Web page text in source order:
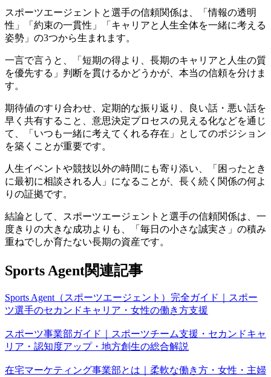
スポーツエージェントと選手の信頼関係は、「情報の透明
性」「約束の一貫性」「キャリアと人生全体を一緒に考える
姿勢」の3つから生まれます。
一言で言うと、「短期の得より、長期のキャリアと人生の質
を優先する」判断を貫けるかどうかが、本当の信頼を分けま
す。
期待値のすり合わせ、定期的な振り返り、良い話・悪い話を
早く共有すること、意思決定プロセスの見える化などを通じ
て、「いつも一緒に考えてくれる存在」としてのポジション
を築くことが重要です。
人生イベントや競技以外の時間にも寄り添い、「困ったとき
に最初に相談される人」になることが、長く続く関係の何よ
りの証拠です。
結論として、スポーツエージェントと選手の信頼関係は、一
度きりの大きな成功よりも、「毎日の小さな誠実さ」の積み
重ねでしか育たない長期の資産です。
Sports Agent関連記事
Sports Agent（スポーツエージェント）完全ガイド｜スポー
ツ選手のセカンドキャリア・女性の働き方支援
スポーツ事業部ガイド｜スポーツチーム支援・セカンドキャ
リア・認知度アップ・地方創生の総合解説
在宅マーケティング事業部とは｜柔軟な働き方・女性・主婦